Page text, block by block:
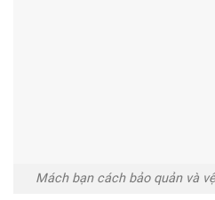
Mách bạn cách bảo quản và